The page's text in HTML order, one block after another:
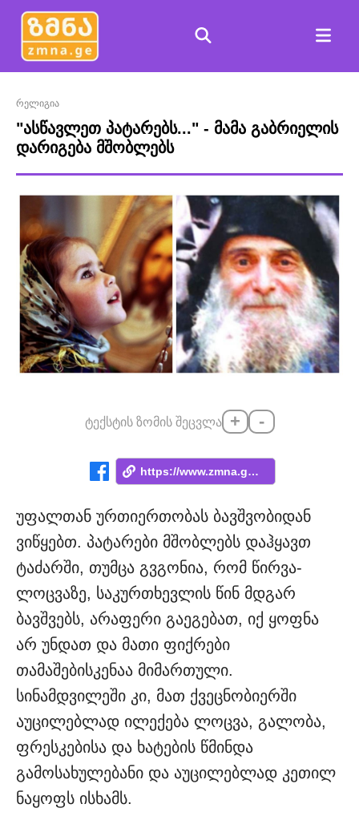
რელიგია
"ასწავლეთ პატარებს..." - მამა გაბრიელის
დარიგება მშობლებს
ტექსტის ზომის შეცვლა + -
https://www.zmna.ge/news/astsavlet-patar...
უფალთან ურთიერთობას ბავშვობიდან
ვიწყებთ. პატარები მშობლებს დაჰყავთ
ტაძარში, თუმცა გვგონია, რომ წირვა-
ლოცვაზე, საკურთხევლის წინ მდგარ
ბავშვებს, არაფერი გაეგებათ, იქ ყოფნა
არ უნდათ და მათი ფიქრები
თამაშებისკენაა მიმართული.
სინამდვილეში კი, მათ ქვეცნობიერში
აუცილებლად ილექება ლოცვა, გალობა,
ფრესკებისა და ხატების წმინდა
გამოსახულებანი და აუცილებლად კეთილ
ნაყოფს ისხამს.